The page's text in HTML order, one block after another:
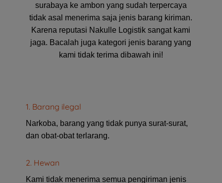
surabaya ke ambon yang sudah terpercaya
tidak asal menerima saja jenis barang kiriman.
Karena reputasi Nakulle Logistik sangat kami
jaga. Bacalah juga kategori jenis barang yang
kami tidak terima dibawah ini!
1. Barang ilegal
Narkoba, barang yang tidak punya surat-surat,
dan obat-obat terlarang.
2. Hewan
Kami tidak menerima semua pengiriman jenis